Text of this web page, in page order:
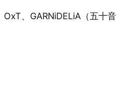
、GARNiDELiA（五十音